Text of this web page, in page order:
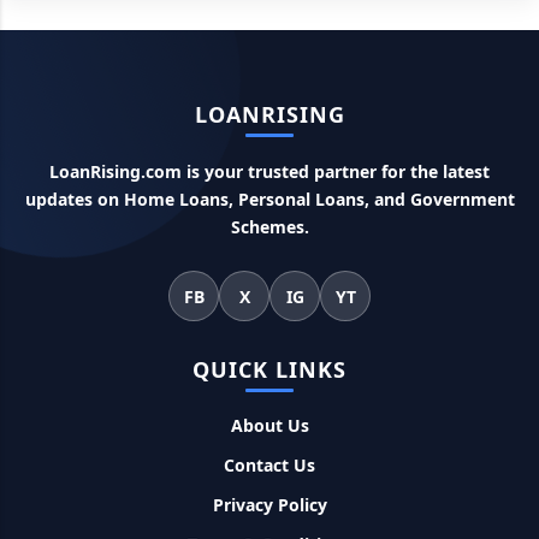
PM KCC Loan: इस प्रकार बनवा सकते है PM किसान क्रेडिट कार्ड, घर
महिलाओं के लिए ये 5 लोन होते है ब्याज फ्री, छोटी किस्तों में आसानी से कर
Kotak Saving Account Open Online: आज ही घर बैठे खोले ये
बस अपने मोबाइल से ऐसे करे अप्लाई
Pradhanmantri Home Loan Yojana: गरीब परिवारों के लिए शुरू
हुई प्रधानमंत्री होम लोन योजना, 25 लाख को मिलेगा पैसा
LOANRISING
LoanRising.com is your trusted partner for the latest
updates on Home Loans, Personal Loans, and Government
Schemes.
FB X IG YT
QUICK LINKS
About Us
Contact Us
Privacy Policy